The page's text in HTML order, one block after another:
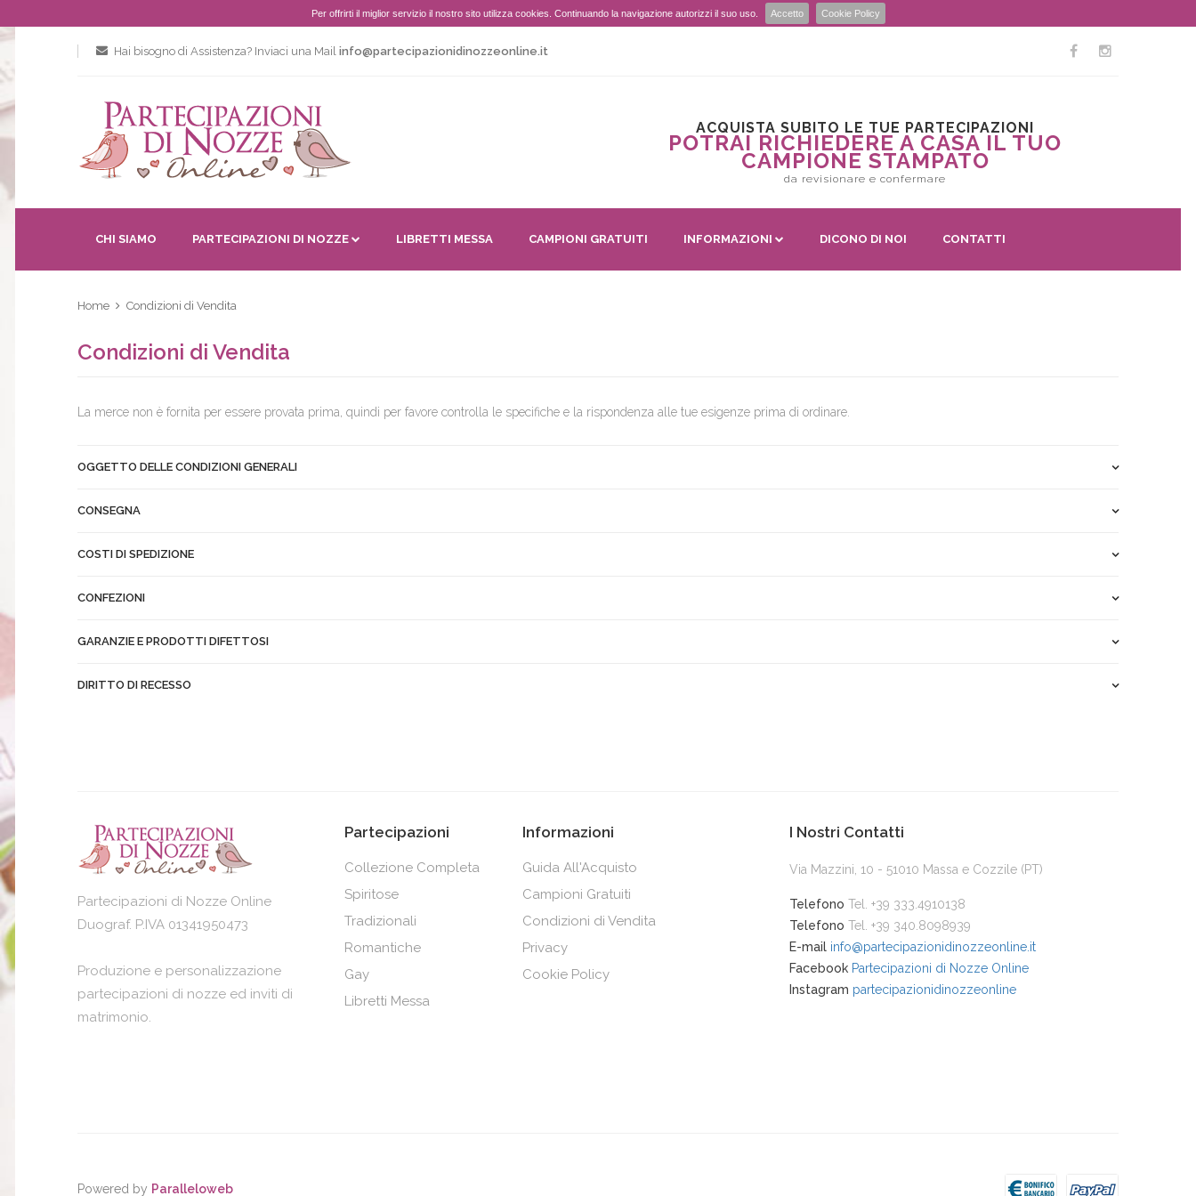
Per offrirti il miglior servizio il nostro sito utilizza cookies. Continuando la navigazione autorizzi il suo uso. Accetto Cookie Policy
Hai bisogno di Assistenza? Inviaci una Mail info@partecipazionidinozzeonline.it
ACQUISTA SUBITO LE TUE PARTECIPAZIONI
POTRAI RICHIEDERE A CASA IL TUO
CAMPIONE STAMPATO
da revisionare e confermare
CHI SIAMO PARTECIPAZIONI DI NOZZE LIBRETTI MESSA CAMPIONI GRATUITI INFORMAZIONI DICONO DI NOI CONTATTI
Home Condizioni di Vendita
Condizioni di Vendita
La merce non è fornita per essere provata prima, quindi per favore controlla le specifiche e la rispondenza alle tue esigenze prima di ordinare.
OGGETTO DELLE CONDIZIONI GENERALI
CONSEGNA
COSTI DI SPEDIZIONE
CONFEZIONI
GARANZIE E PRODOTTI DIFETTOSI
DIRITTO DI RECESSO
Partecipazioni di Nozze Online
Duograf. P.IVA 01341950473
Produzione e personalizzazione
partecipazioni di nozze ed inviti di
matrimonio.
Partecipazioni
Collezione Completa
Spiritose
Tradizionali
Romantiche
Gay
Libretti Messa
Informazioni
Guida All'Acquisto
Campioni Gratuiti
Condizioni di Vendita
Privacy
Cookie Policy
I Nostri Contatti
Via Mazzini, 10 - 51010 Massa e Cozzile (PT)
Telefono Tel. +39 333.4910138
Telefono Tel. +39 340.8098939
E-mail info@partecipazionidinozzeonline.it
Facebook Partecipazioni di Nozze Online
Instagram partecipazionidinozzeonline
Powered by Paralleloweb